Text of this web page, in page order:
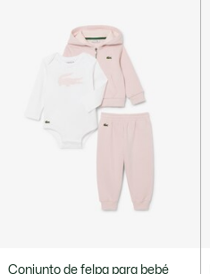
Conjunto de felpa para bebé